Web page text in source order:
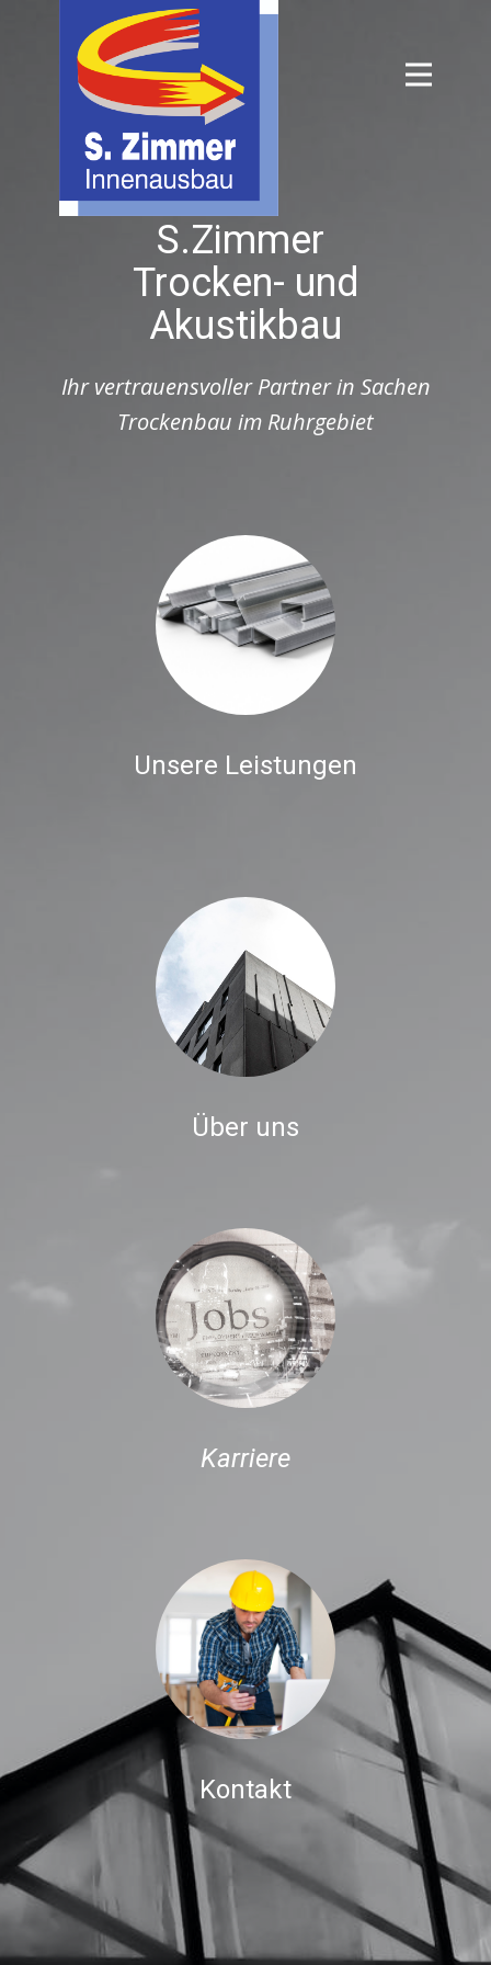
S.Zimmer
Trocken- und
Akustikbau
Ihr vertrauensvoller Partner in Sachen
Trockenbau im Ruhrgebiet
Unsere Leistungen
Über uns
Karriere
Kontakt